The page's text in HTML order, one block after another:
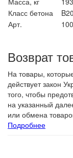
Класс бетона
B20
Арт.
Возврат
На товары,
действует закон
того, чтобы
на указанный
или обмена
Подробнее